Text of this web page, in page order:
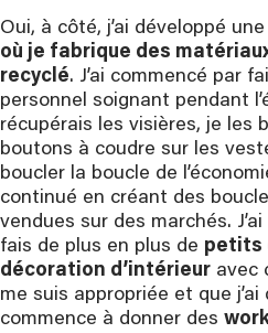
Oui, à côté, j’ai développé une
où je fabrique des
recyclé. J’ai commencé par
personnel soignant pendant
récupérais les visières, je les
boutons à coudre sur les
boucler la boucle de
continué en créant des
vendues sur des marchés.
fais de plus en plus de petits
décoration d’intérieur avec
me suis appropriée et que j’ai
commence à donner des